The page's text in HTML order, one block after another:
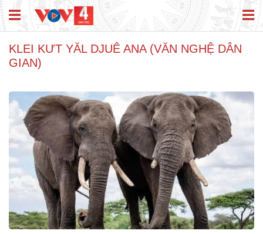
KLEI KƯT YĂL DJUÊ ANA (VĂN NGHỆ DÂN
GIAN)